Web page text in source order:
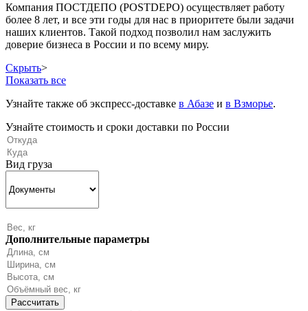
Компания ПОСТДЕПО (POSTDEPO) осуществляет работу
более 8 лет, и все эти годы для нас в приоритете были задачи
наших клиентов. Такой подход позволил нам заслужить
доверие бизнеса в России и по всему миру.
Скрыть>
Показать все
Узнайте также об экспресс-доставке в Абазе и в Взморье.
Узнайте стоимость и сроки доставки по России
Вид груза
Дополнительные параметры